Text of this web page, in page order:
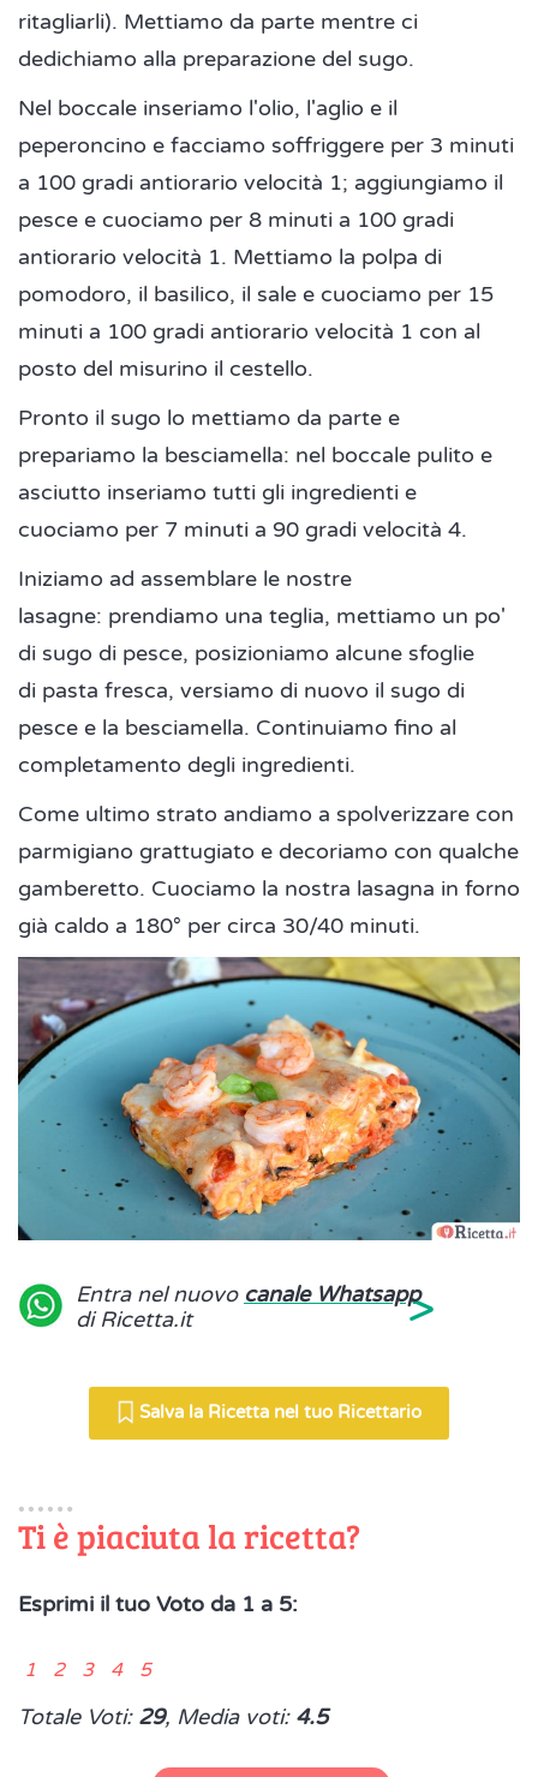
ritagliarli). Mettiamo da parte mentre ci
dedichiamo alla preparazione del sugo.
Nel boccale inseriamo l'olio, l'aglio e il
peperoncino e facciamo soffriggere per 3 minuti
a 100 gradi antiorario velocità 1; aggiungiamo il
pesce e cuociamo per 8 minuti a 100 gradi
antiorario velocità 1. Mettiamo la polpa di
pomodoro, il basilico, il sale e cuociamo per 15
minuti a 100 gradi antiorario velocità 1 con al
posto del misurino il cestello.
Pronto il sugo lo mettiamo da parte e
prepariamo la besciamella: nel boccale pulito e
asciutto inseriamo tutti gli ingredienti e
cuociamo per 7 minuti a 90 gradi velocità 4.
Iniziamo ad assemblare le nostre
lasagne: prendiamo una teglia, mettiamo un po'
di sugo di pesce, posizioniamo alcune sfoglie
di pasta fresca, versiamo di nuovo il sugo di
pesce e la besciamella. Continuiamo fino al
completamento degli ingredienti.
Come ultimo strato andiamo a spolverizzare con
parmigiano grattugiato e decoriamo con qualche
gamberetto. Cuociamo la nostra lasagna in forno
già caldo a 180° per circa 30/40 minuti.
Entra nel nuovo canale Whatsapp
di Ricetta.it
>
Salva la Ricetta nel tuo Ricettario
Ti è piaciuta la ricetta?
Esprimi il tuo Voto da 1 a 5:
1 2 3 4 5
Totale Voti: 29, Media voti: 4.5